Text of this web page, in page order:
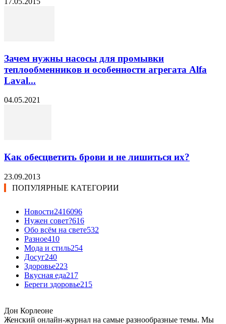
Зачем нужны насосы для промывки
теплообменников и особенности агрегата Alfa
Laval...
04.05.2021
Как обесцветить брови и не лишиться их?
23.09.2013
ПОПУЛЯРНЫЕ КАТЕГОРИИ
Новости2416096
Нужен совет?616
Обо всём на свете532
Разное410
Мода и стиль254
Досуг240
Здоровье223
Вкусная еда217
Береги здоровье215
Дон Корлеоне
Женский онлайн-журнал на самые разнообразные темы. Мы